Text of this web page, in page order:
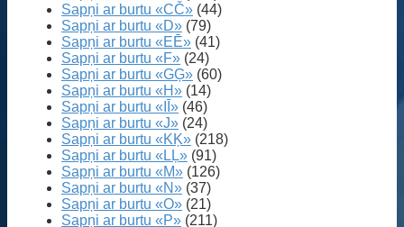
Sapņi ar burtu «CČ» (44)
Sapņi ar burtu «D» (79)
Sapņi ar burtu «EĒ» (41)
Sapņi ar burtu «F» (24)
Sapņi ar burtu «GĢ» (60)
Sapņi ar burtu «H» (14)
Sapņi ar burtu «IĪ» (46)
Sapņi ar burtu «J» (24)
Sapņi ar burtu «KĶ» (218)
Sapņi ar burtu «LĻ» (91)
Sapņi ar burtu «M» (126)
Sapņi ar burtu «N» (37)
Sapņi ar burtu «O» (21)
Sapņi ar burtu «P» (211)